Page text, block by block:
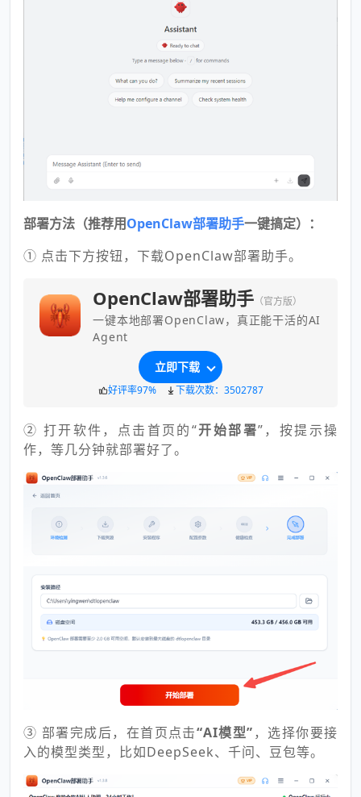
部署方法（推荐用OpenClaw部署助手一键搞定）：
① 点击下方按钮，下载OpenClaw部署助手。
OpenClaw部署助手 （官方版）
一键本地部署OpenClaw，真正能干活的AI
Agent
立即下载
好评率97% 下载次数：3502787
② 打开软件，点击首页的“开始部署”，按提示操
作，等几分钟就部署好了。
③ 部署完成后，在首页点击“AI模型” ，选择你要接
入的模型类型，比如DeepSeek、千问、豆包等。